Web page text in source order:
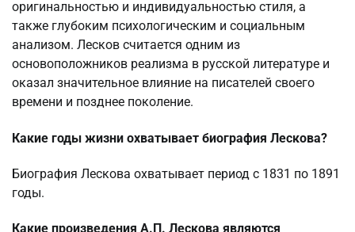
оригинальностью и индивидуальностью стиля, а
также глубоким психологическим и социальным
анализом. Лесков считается одним из
основоположников реализма в русской литературе и
оказал значительное влияние на писателей своего
времени и позднее поколение.
Какие годы жизни охватывает биография Лескова?
Биография Лескова охватывает период с 1831 по 1891
годы.
Какие произведения А.П. Лескова являются